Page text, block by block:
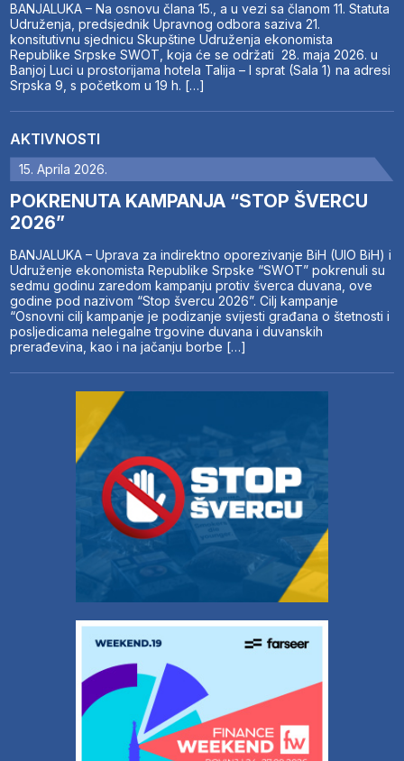
BANJALUKA – Na osnovu člana 15., a u vezi sa članom 11. Statuta
Udruženja, predsjednik Upravnog odbora saziva 21.
konsitutivnu sjednicu Skupštine Udruženja ekonomista
Republike Srpske SWOT, koja će se održati 28. maja 2026. u
Banjoj Luci u prostorijama hotela Talija – I sprat (Sala 1) na adresi
Srpska 9, s početkom u 19 h. […]
AKTIVNOSTI
15. Aprila 2026.
POKRENUTA KAMPANJA “STOP ŠVERCU
2026”
BANJALUKA – Uprava za indirektno oporezivanje BiH (UIO BiH) i
Udruženje ekonomista Republike Srpske “SWOT” pokrenuli su
sedmu godinu zaredom kampanju protiv šverca duvana, ove
godine pod nazivom “Stop švercu 2026”. Cilj kampanje
“Osnovni cilj kampanje je podizanje svijesti građana o štetnosti i
posljedicama nelegalne trgovine duvana i duvanskih
prerađevina, kao i na jačanju borbe […]